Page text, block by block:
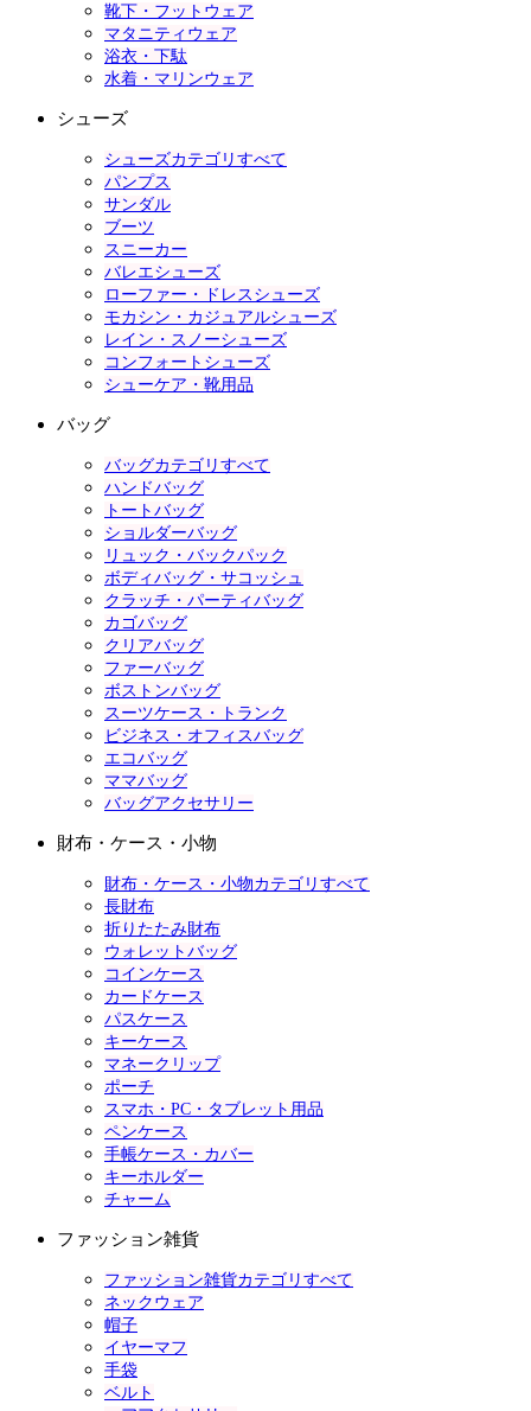
靴下・フットウェア
マタニティウェア
浴衣・下駄
水着・マリンウェア
シューズ
シューズカテゴリすべて
パンプス
サンダル
ブーツ
スニーカー
バレエシューズ
ローファー・ドレスシューズ
モカシン・カジュアルシューズ
レイン・スノーシューズ
コンフォートシューズ
シューケア・靴用品
バッグ
バッグカテゴリすべて
ハンドバッグ
トートバッグ
ショルダーバッグ
リュック・バックパック
ボディバッグ・サコッシュ
クラッチ・パーティバッグ
カゴバッグ
クリアバッグ
ファーバッグ
ボストンバッグ
スーツケース・トランク
ビジネス・オフィスバッグ
エコバッグ
ママバッグ
バッグアクセサリー
財布・ケース・小物
財布・ケース・小物カテゴリすべて
長財布
折りたたみ財布
ウォレットバッグ
コインケース
カードケース
パスケース
キーケース
マネークリップ
ポーチ
スマホ・PC・タブレット用品
ペンケース
手帳ケース・カバー
キーホルダー
チャーム
ファッション雑貨
ファッション雑貨カテゴリすべて
ネックウェア
帽子
イヤーマフ
手袋
ベルト